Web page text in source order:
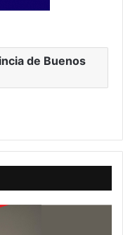
de Buenos